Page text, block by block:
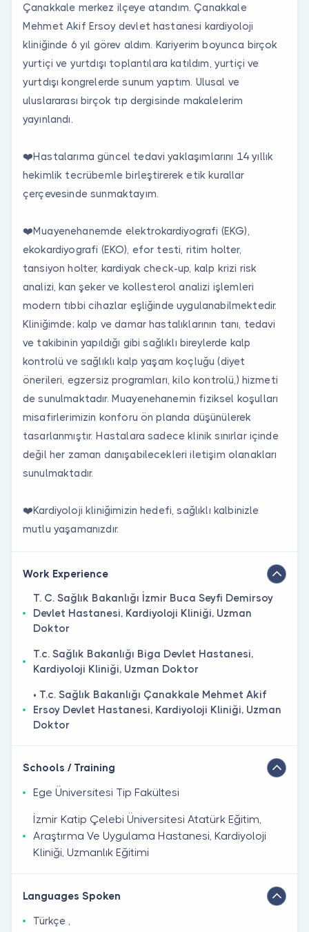
Çanakkale merkez ilçeye atandım. Çanakkale
Mehmet Akif Ersoy devlet hastanesi kardiyoloji
kliniğinde 6 yıl görev aldım. Kariyerim boyunca birçok
yurtiçi ve yurtdışı toplantılara katıldım, yurtiçi ve
yurtdışı kongrelerde sunum yaptım. Ulusal ve
uluslararası birçok tıp dergisinde makalelerim
yayınlandı.
❤️Hastalarıma güncel tedavi yaklaşımlarını 14 yıllık
hekimlik tecrübemle birleştirerek etik kurallar
çerçevesinde sunmaktayım.
❤️Muayenehanemde elektrokardiyografi (EKG),
ekokardiyografi (EKO), efor testi, ritim holter,
tansiyon holter, kardiyak check-up, kalp krizi risk
analizi, kan şeker ve kollesterol analizi işlemleri
modern tıbbi cihazlar eşliğinde uygulanabilmektedir.
Kliniğimde; kalp ve damar hastalıklarının tanı, tedavi
ve takibinin yapıldığı gibi sağlıklı bireylerde kalp
kontrolü ve sağlıklı kalp yaşam koçluğu (diyet
önerileri, egzersiz programları, kilo kontrolü,) hizmeti
de sunulmaktadır. Muayenehanemin fiziksel koşulları
misafirlerimizin konforu ön planda düşünülerek
tasarlanmıştır. Hastalara sadece klinik sınırlar içinde
değil her zaman danışabilecekleri iletişim olanakları
sunulmaktadır.
❤️Kardiyoloji kliniğimizin hedefi, sağlıklı kalbinizle
mutlu yaşamanızdır.
Work Experience
T. C. Sağlık Bakanlığı İzmir Buca Seyfi Demirsoy
Devlet Hastanesi, Kardiyoloji Kliniği, Uzman
Doktor
T.c. Sağlık Bakanlığı Biga Devlet Hastanesi,
Kardiyoloji Kliniği, Uzman Doktor
• T.c. Sağlık Bakanlığı Çanakkale Mehmet Akif
Ersoy Devlet Hastanesi, Kardiyoloji Kliniği, Uzman
Doktor
Schools / Training
Ege Üni̇versi̇tesi̇ Tip Fakültesi̇
İzmir Katip Çelebi Üniversitesi Atatürk Eğitim,
Araştırma Ve Uygulama Hastanesi, Kardiyoloji
Kliniği, Uzmanlık Eğitimi
Languages Spoken
Türkçe ,